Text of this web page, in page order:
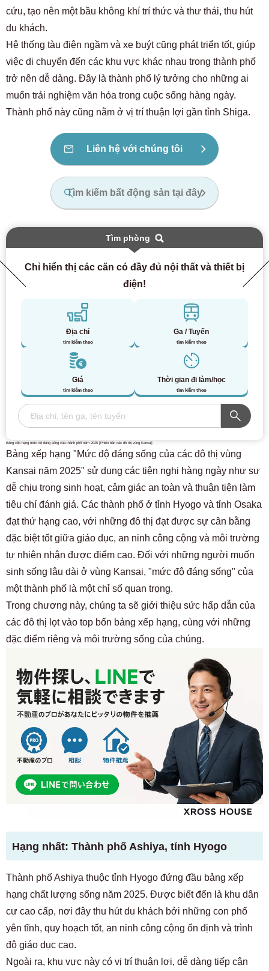
cứu, tạo nên một bầu không khí trí thức và thư thái, thu hút
du khách.
Hệ thống tàu điện ngầm và xe buýt cũng phát triển tốt, giúp
việc di chuyển đến các khu vực khác nhau trong thành phố
trở nên dễ dàng. Đây là thành phố lý tưởng cho những ai
muốn trải nghiệm văn hóa trong cuộc sống hàng ngày.
Thành phố này cũng nằm ở vị trí thuận lợi gần tỉnh Shiga.
Liên hệ với chúng tôi
Tìm kiếm bất động sản tại đây
Tìm phòng
Chỉ hiển thị các căn có đầy đủ nội thất và thiết bị
điện!
Địa chỉ
tìm kiếm theo
Ga / Tuyến
tìm kiếm theo
Giá
tìm kiếm theo
Thời gian đi làm/học
tìm kiếm theo
Bảng xếp hạng mức độ đáng sống của thành phố năm 2025 [Phiên bản các đô thị vùng Kansai]
Bảng xếp hạng "Mức độ đáng sống của các đô thị vùng
Kansai năm 2025" sử dụng các tiện nghi hàng ngày như sự
dễ chịu trong sinh hoạt, cảm giác an toàn và thuận tiện làm
tiêu chí đánh giá. Các thành phố ở tỉnh Hyogo và tỉnh Osaka
đạt thứ hạng cao, với những đô thị đạt được sự cân bằng
đặc biệt tốt giữa giáo dục, an ninh công cộng và môi trường
tự nhiên nhận được điểm cao. Đối với những người muốn
sinh sống lâu dài ở vùng Kansai, "mức độ đáng sống" của
một thành phố là một chỉ số quan trọng.
Trong chương này, chúng ta sẽ giới thiệu sức hấp dẫn của
các đô thị lọt vào top bốn bảng xếp hạng, cùng với những
đặc điểm riêng và môi trường sống của chúng.
Hạng nhất: Thành phố Ashiya, tỉnh Hyogo
Thành phố Ashiya thuộc tỉnh Hyogo đứng đầu bảng xếp
hạng chất lượng sống năm 2025. Được biết đến là khu dân
cư cao cấp, nơi đây thu hút du khách bởi những con phố
yên tĩnh, quy hoạch tốt, an ninh công cộng ổn định và trình
độ giáo dục cao.
Ngoài ra, khu vực này có vị trí thuận lợi, dễ dàng tiếp cận
Chỉ dành cho cư dân tương lai và hiện tại
03-6712-4344